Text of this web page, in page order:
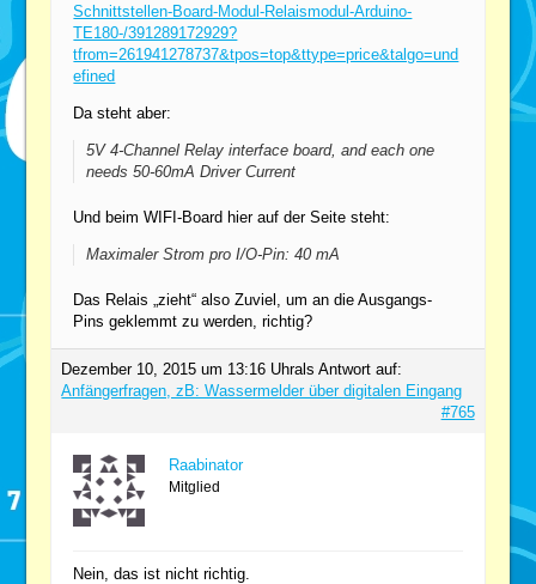
Schnittstellen-Board-Modul-Relaismodul-Arduino-
TE180-/391289172929?
tfrom=261941278737&tpos=top&ttype=price&talgo=und
efined
Da steht aber:
5V 4-Channel Relay interface board, and each one
needs 50-60mA Driver Current
Und beim WIFI-Board hier auf der Seite steht:
Maximaler Strom pro I/O-Pin: 40 mA
Das Relais „zieht“ also Zuviel, um an die Ausgangs-
Pins geklemmt zu werden, richtig?
Dezember 10, 2015 um 13:16 Uhrals Antwort auf:
Anfängerfragen, zB: Wassermelder über digitalen Eingang
#765
Raabinator
Mitglied
Nein, das ist nicht richtig.